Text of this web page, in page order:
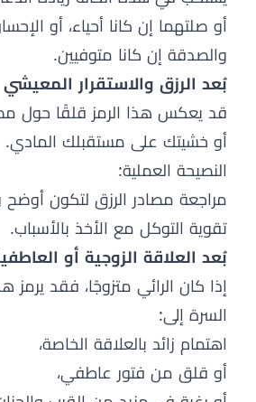
أو صلتهما إن كانا أحياء، أو
والصدقة إن كانا متوفيين.
بُعد الرزق والاستقرار المعيشي
قد يعكس هذا الرمز قلقًا حول
أو خشيتك على مستقبلك المادي.
النصيحة العملية:
مراجعة مصادر الرزق لتكون أوضح
تقوية التوكل مع الأخذ بالأسباب.
بُعد العلاقة الزوجية أو
إذا كان الرائي متزوجًا، فقد يرمز
السرة إلى:
اهتمام زائد بالعلاقة الخاصة،
أو قلق من فتور عاطفي،